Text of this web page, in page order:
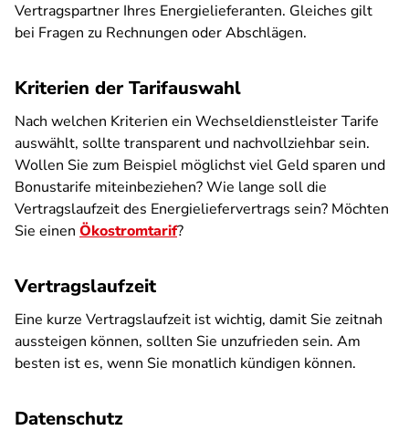
Vertragspartner Ihres Energielieferanten. Gleiches gilt
bei Fragen zu Rechnungen oder Abschlägen.
Kriterien der Tarifauswahl
Nach welchen Kriterien ein Wechseldienstleister Tarife
auswählt, sollte transparent und nachvollziehbar sein.
Wollen Sie zum Beispiel möglichst viel Geld sparen und
Bonustarife miteinbeziehen? Wie lange soll die
Vertragslaufzeit des Energieliefervertrags sein? Möchten
Sie einen Ökostromtarif?
Vertragslaufzeit
Eine kurze Vertragslaufzeit ist wichtig, damit Sie zeitnah
aussteigen können, sollten Sie unzufrieden sein. Am
besten ist es, wenn Sie monatlich kündigen können.
Datenschutz